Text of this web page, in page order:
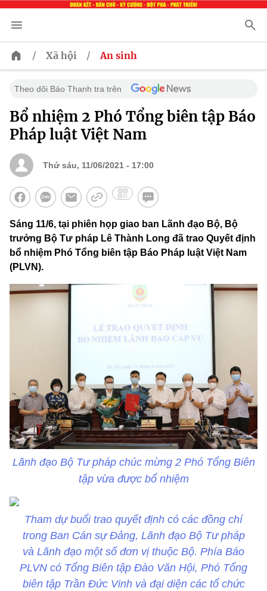
/ Xã hội / An sinh
Theo dõi Báo Thanh tra trên
Bổ nhiệm 2 Phó Tổng biên tập Báo
Pháp luật Việt Nam
Thứ sáu, 11/06/2021 - 17:00
Sáng 11/6, tại phiên họp giao ban Lãnh đạo Bộ, Bộ
trưởng Bộ Tư pháp Lê Thành Long đã trao Quyết định
bổ nhiệm Phó Tổng biên tập Báo Pháp luật Việt Nam
(PLVN).
Lãnh đạo Bộ Tư pháp chúc mừng 2 Phó Tổng Biên
tập vừa được bổ nhiệm
Tham dự buổi trao quyết định có các đồng chí
trong Ban Cán sự Đảng, Lãnh đạo Bộ Tư pháp
và Lãnh đạo một số đơn vị thuộc Bộ. Phía Báo
PLVN có Tổng Biên tập Đào Văn Hội, Phó Tổng
biên tập Trần Đức Vinh và đại diện các tổ chức